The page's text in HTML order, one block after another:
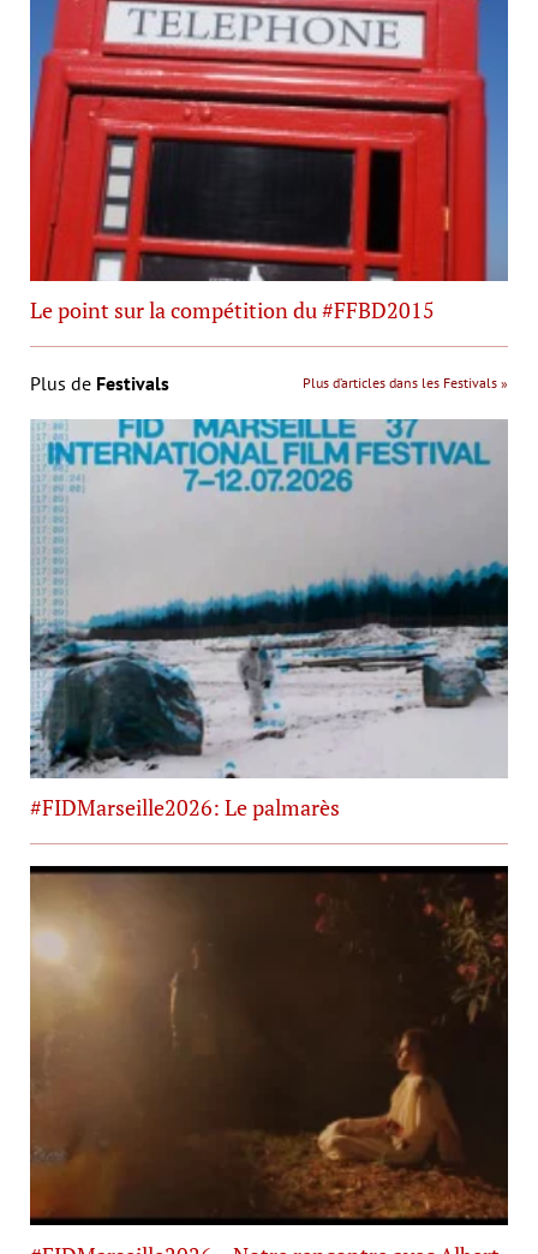
Le point sur la compétition du #FFBD2015
Plus de Festivals Plus d’articles dans les Festivals »
#FIDMarseille2026: Le palmarès